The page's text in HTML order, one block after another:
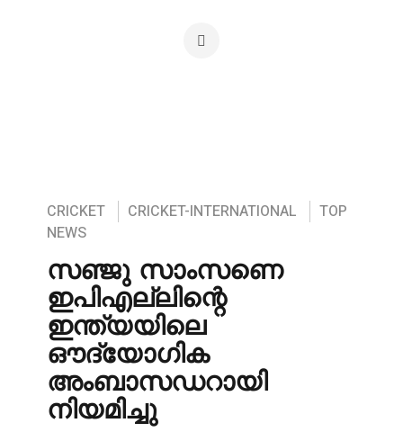
CRICKET CRICKET-INTERNATIONAL
TOP
NEWS
സഞ്ജു സാംസണെ
ഇപിഎല്ലിന്റെ
ഇന്ത്യയിലെ
ഔദ്യോഗിക
അംബാസഡറായി
നിയമിച്ചു